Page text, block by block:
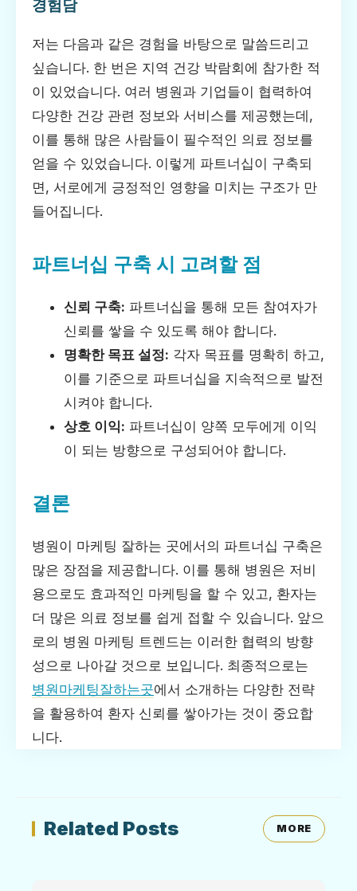
경험담
저는 다음과 같은 경험을 바탕으로 말씀드리고
싶습니다. 한 번은 지역 건강 박람회에 참가한 적
이 있었습니다. 여러 병원과 기업들이 협력하여
다양한 건강 관련 정보와 서비스를 제공했는데,
이를 통해 많은 사람들이 필수적인 의료 정보를
얻을 수 있었습니다. 이렇게 파트너십이 구축되
면, 서로에게 긍정적인 영향을 미치는 구조가 만
들어집니다.
파트너십 구축 시 고려할 점
신뢰 구축: 파트너십을 통해 모든 참여자가
신뢰를 쌓을 수 있도록 해야 합니다.
명확한 목표 설정: 각자 목표를 명확히 하고,
이를 기준으로 파트너십을 지속적으로 발전
시켜야 합니다.
상호 이익: 파트너십이 양쪽 모두에게 이익
이 되는 방향으로 구성되어야 합니다.
결론
병원이 마케팅 잘하는 곳에서의 파트너십 구축은
많은 장점을 제공합니다. 이를 통해 병원은 저비
용으로도 효과적인 마케팅을 할 수 있고, 환자는
더 많은 의료 정보를 쉽게 접할 수 있습니다. 앞으
로의 병원 마케팅 트렌드는 이러한 협력의 방향
성으로 나아갈 것으로 보입니다. 최종적으로는
병원마케팅잘하는곳에서 소개하는 다양한 전략
을 활용하여 환자 신뢰를 쌓아가는 것이 중요합
니다.
Related Posts MORE